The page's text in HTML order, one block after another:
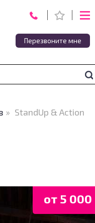
Перезвоните мне
» StandUp & Action
от 5 000